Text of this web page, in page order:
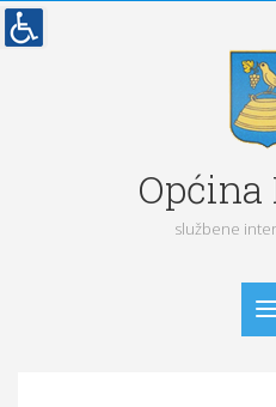
Općina
službene